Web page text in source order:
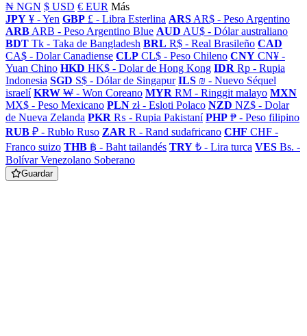
₦ NGN $ USD € EUR Más
JPY ¥ - Yen GBP £ - Libra Esterlina ARS AR$ - Peso Argentino
ARB ARB - Peso Argentino Blue AUD AU$ - Dólar australiano
BDT Tk - Taka de Bangladesh BRL R$ - Real Brasileño CAD
CA$ - Dolar Canadiense CLP CL$ - Peso Chileno CNY CN¥ -
Yuan Chino HKD HK$ - Dolar de Hong Kong IDR Rp - Rupia
Indonesia SGD S$ - Dólar de Singapur ILS ₪ - Nuevo Séquel
israelí KRW ₩ - Won Coreano MYR RM - Ringgit malayo MXN
MX$ - Peso Mexicano PLN zł - Esloti Polaco NZD NZ$ - Dolar
de Nueva Zelanda PKR ₨ - Rupia Pakistaní PHP ₱ - Peso filipino
RUB ₽ - Rublo Ruso ZAR R - Rand sudafricano CHF CHF -
Franco suizo THB ฿ - Baht tailandés TRY ₺ - Lira turca VES Bs. -
Bolívar Venezolano Soberano
Guardar